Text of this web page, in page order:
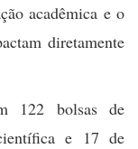
acadêmica e o
diretamente
122 bolsas de
e 17 de